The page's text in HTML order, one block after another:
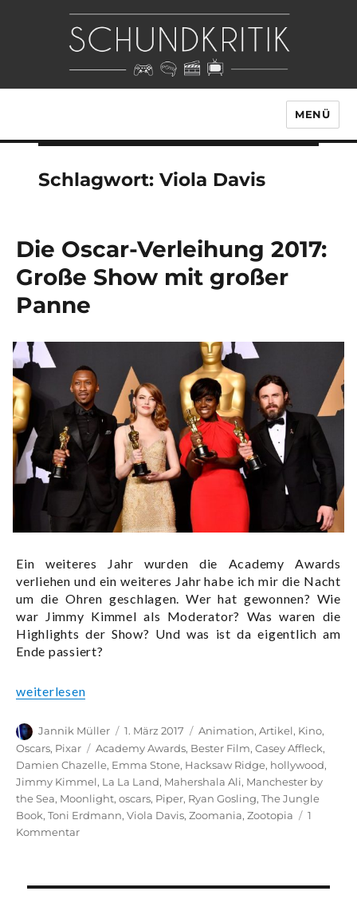
MENÜ
Schlagwort: Viola Davis
Die Oscar-Verleihung 2017:
Große Show mit großer
Panne
Ein weiteres Jahr wurden die Academy Awards
verliehen und ein weiteres Jahr habe ich mir die Nacht
um die Ohren geschlagen. Wer hat gewonnen? Wie
war Jimmy Kimmel als Moderator? Was waren die
Highlights der Show? Und was ist da eigentlich am
Ende passiert?
„Die Oscar-Verleihung 2017: Große Show mit großer
weiterlesen
Autor
Jannik Müller
Veröffentlicht
am
1. März 2017 Kategorien
Animation,Artikel, Kino,
Oscars, Pixar Schlagwörter
Academy Awards, Bester Film,Casey Affleck,
Damien Chazelle, Emma Stone, Hacksaw Ridge, hollywood,
Jimmy Kimmel, La La Land, Mahershala Ali, Manchester by
the Sea, Moonlight,oscars, Piper, Ryan Gosling,The Jungle
Book,Toni Erdmann,Viola Davis,Zoomania,Zootopia
1
Kommentarzu